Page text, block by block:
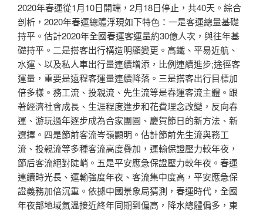
2020年春運從1月10日開端，2月18日停止，共40天。綜合
剖析，2020年春運總體浮現如下特色：一是客運總量基礎
持平。估計2020年全國春運客運量約30億人次，與往年基
礎持平。二是搭客出行構造明顯變更。高鐵、平易近航、
水運、以及私人車出行量連續增添，比例連續進步;途徑客
運量，重要是遠程客運量連續降落。三是搭客出行目標加
倍多樣。務工流、投親流、先生流等是春運客流主體。跟
著經濟社會成長、生涯程度進步和花費理念改變，反向春
運、游玩過年逐步成為合家團圓、慶賀節日的新方法、新
選擇。四是節前客流岑嶺顯明。估計節前先生流與務工
流、投親流等多種客流高度疊加，運輸保證壓力較年夜，
節后客流絕對陡峭。五是平安應急保證壓力較年夜。春運
連續時光長、運輸強度年夜、客流集中度高，平安應急保
證義務加倍沉重。依據中國景象局猜測，春運時代，全國
年夜部地域氣溫接近終年同期到偏高，降水總體偏多，東